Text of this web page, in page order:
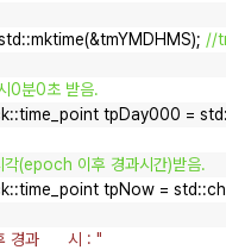
//
0분0초 받음.
tpDay000 =
(epoch 이후 경과시간)받음.
tpNow =
경과 시 : "